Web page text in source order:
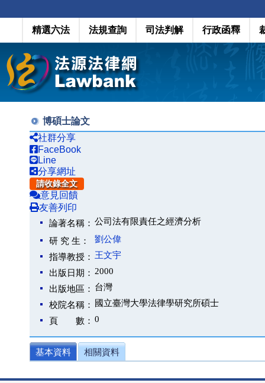
精選六法 法規查詢 司法判解 行政函釋
博碩士論文
社群分享
FaceBook
Line
分享網址
請收錄全文
意見回饋
友善列印
論著名稱： 公司法有限責任之經濟分析
研 究 生：
劉公偉
指導教授： 王文宇
出版日期： 2000
出版地區： 台灣
校院名稱：
國立臺灣大學法律學研究所碩士
頁 數： 0
基本資料 相關資料